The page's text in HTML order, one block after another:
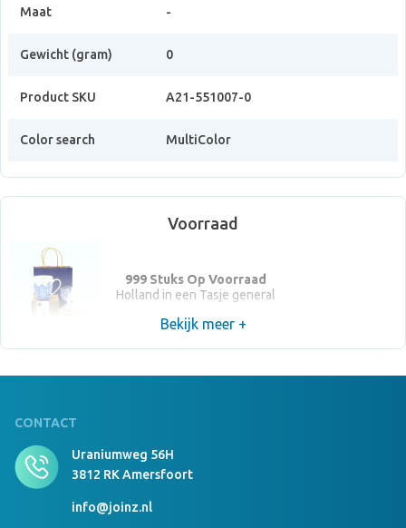
Maat -
Gewicht (gram) 0
Product SKU A21-551007-0
Color search MultiColor
Voorraad
999 Stuks Op Voorraad
Holland in een Tasje general
Bekijk meer +
CONTACT
Uraniumweg 56H
3812 RK Amersfoort
info@joinz.nl